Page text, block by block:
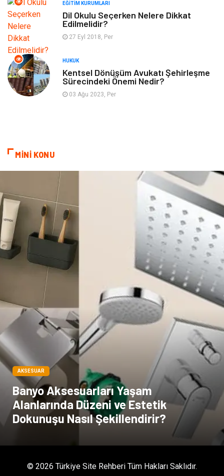
Plastik
Tekstil
Hizmet
İnternet Ambalaj
Kültür
Kiralama Servisleri
Basın Yayın
Dernekler ve Birlikler Periyodik Kontrol
Moda İthalat İhracat
Alüminyum Tarım & Hayvancılık
EĞITIM KURUMLARI
Dil Okulu Seçerken Nelere Dikkat
Edilmelidir?
27 Eyl 2018, Per
HUKUK
Kentsel Dönüşüm Avukatı Şehirleşme
Sürecindeki Önemi Nedir?
03 Ağu 2023, Per
MİNİ KONU
AKSESUAR
Banyo Aksesuarları Yaşam
Alanlarında Düzeni ve Estetik
Dokunuşu Nasıl Şekillendirir?
© 2026 Türkiye Site Rehberi Tüm Hakları Saklıdır.